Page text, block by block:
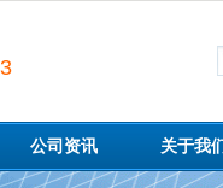
公司资讯 关于我